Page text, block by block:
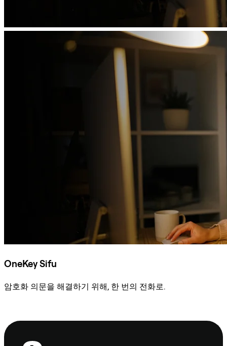
OneKey Sifu
암호화 의문을 해결하기 위해, 한 번의 전화로.
보